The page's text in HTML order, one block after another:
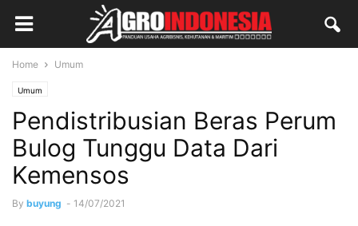
Home Umum
Umum
Pendistribusian Beras Perum
Bulog Tunggu Data Dari
Kemensos
By buyung - 14/07/2021